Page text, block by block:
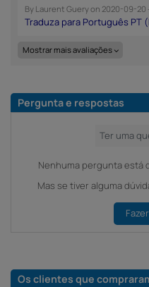
By Laurent Gueryon 2020-09-20
Mostrar mais avaliações
Pergunta e respostas
Nenhuma pergunta está
Mas se tiver alguma
Os clientes que